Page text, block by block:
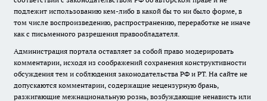
подлежит использованию кем-либо в какой бы то ни было форме, в
том числе воспроизведению, распространению, переработке не иначе
как с письменного разрешения правообладателя.
Администрация портала оставляет за собой право модерировать
комментарии, исходя из соображений сохранения конструктивности
обсуждения тем и соблюдения законодательства РФ и РТ. На сайте не
допускаются комментарии, содержащие нецензурную брань,
разжигающие межнациональную рознь, возбуждающие ненависть или